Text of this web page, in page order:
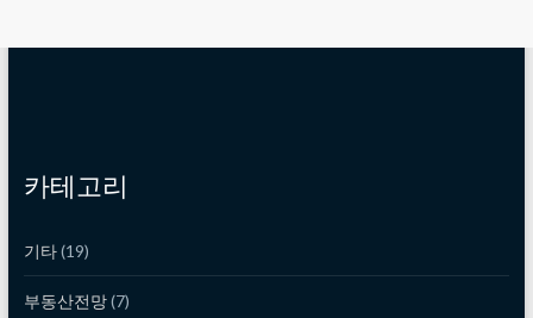
카테고리
기타(19)
부동산전망(7)